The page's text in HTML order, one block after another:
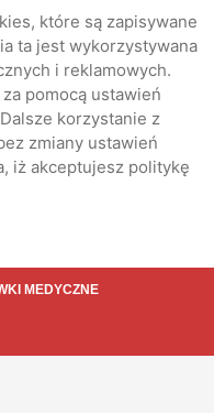
które są zapisywane
ta jest wykorzystywana
i reklamowych.
pomocą ustawień
korzystanie z
zmiany ustawień
iż akceptujesz politykę
MEDYCZNE